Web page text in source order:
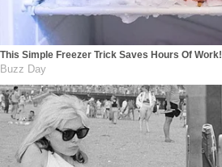
This Simple Freezer Trick Saves Hours Of Work!
Buzz Day